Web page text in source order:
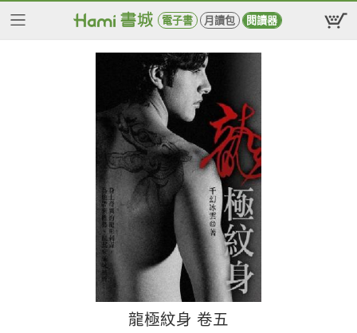
電子書 月讀包 閱讀器
龍極紋身 卷五